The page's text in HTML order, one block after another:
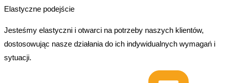
Elastyczne podejście
Jesteśmy elastyczni i otwarci na potrzeby naszych klientów,
dostosowując nasze działania do ich indywidualnych wymagań i
sytuacji.